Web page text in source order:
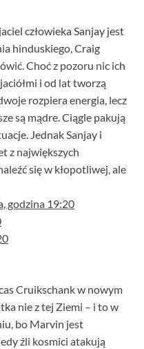
człowieka Sanjay jest
hinduskiego, Craig
Choć z pozoru nic ich
i od lat tworzą
rozpiera energia, lecz
są mądre. Ciągle pakują
Jednak Sanjay i
z największych
się w kłopotliwej, ale
godzina 19:20
Cruikschank w nowym
nie z tej Ziemi – i to w
bo Marvin jest
źli kosmici atakują